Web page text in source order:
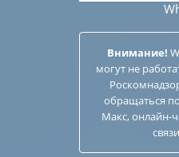
Внимание!
могут не
обращаться
Макс, онлайн-